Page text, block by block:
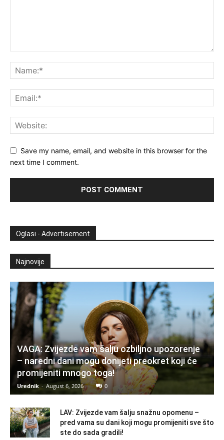
Save my name, email, and website in this browser for the
next time I comment.
Oglasi - Advertisement
Najnovije
VAGA: Zvijezde vam šalju ozbiljno upozorenje
– naredni dani mogu donijeti preokret koji će
promijeniti mnogo toga!
Urednik - August 6, 2026 0
LAV: Zvijezde vam šalju snažnu opomenu –
pred vama su dani koji mogu promijeniti sve što
ste do sada gradili!